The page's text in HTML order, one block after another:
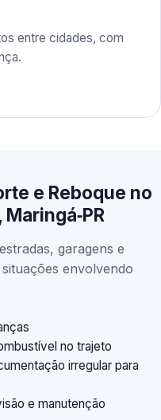
entre cidades, com
e Reboque no
garagens e
envolvendo
no trajeto
irregular para
e manutenção